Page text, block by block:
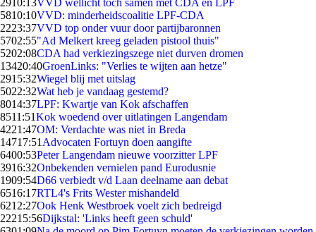
2910:13VVD wellicht toch samen met CDA en LPF
5810:10VVD: minderheidscoalitie LPF-CDA
2223:37VVD top onder vuur door partijbaronnen
5702:55"Ad Melkert kreeg geladen pistool thuis"
5202:08CDA had verkiezingszege niet durven dromen
13420:40GroenLinks: "Verlies te wijten aan hetze"
2915:32Wiegel blij met uitslag
5022:32Wat heb je vandaag gestemd?
8014:37LPF: Kwartje van Kok afschaffen
8511:51Kok woedend over uitlatingen Langendam
4221:47OM: Verdachte was niet in Breda
14717:51 Advocaten Fortuyn doen aangifte
6400:53Peter Langendam nieuwe voorzitter LPF
3916:32Onbekenden vernielen pand Eurodusnie
1909:54D66 verbiedt v/d Laan deelname aan debat
6516:17RTL4's Frits Wester mishandeld
6212:27Ook Henk Westbroek voelt zich bedreigd
22215:56Dijkstal: 'Links heeft geen schuld'